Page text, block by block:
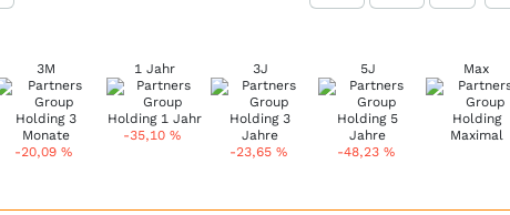
3M
-20,09%
1 Jahr
-35,10%
3J
-23,65 %
5J
-48,23 %
Max